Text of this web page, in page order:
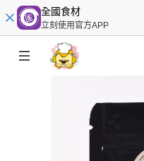
全國食材
立刻使用官方APP